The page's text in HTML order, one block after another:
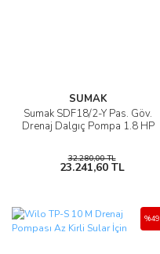
SUMAK
Sumak SDF18/2-Y Pas. Göv.
Drenaj Dalgıç Pompa 1.8 HP
32.280,00 TL
23.241,60 TL
%49